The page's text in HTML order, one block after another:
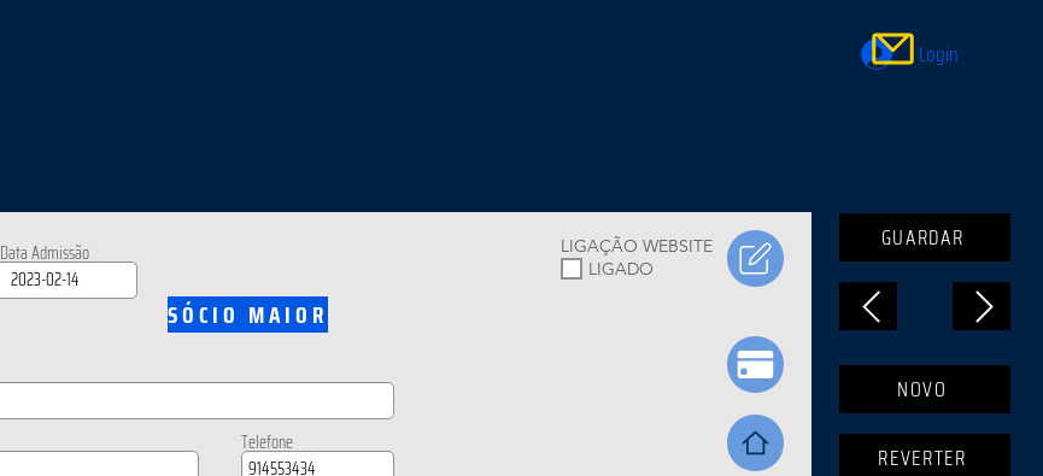
Login
Data Admissão
SÓCIO MAIOR
Telefone
LIGAÇÃO WEBSITE
LIGADO
GUARDAR
NOVO
REVERTER